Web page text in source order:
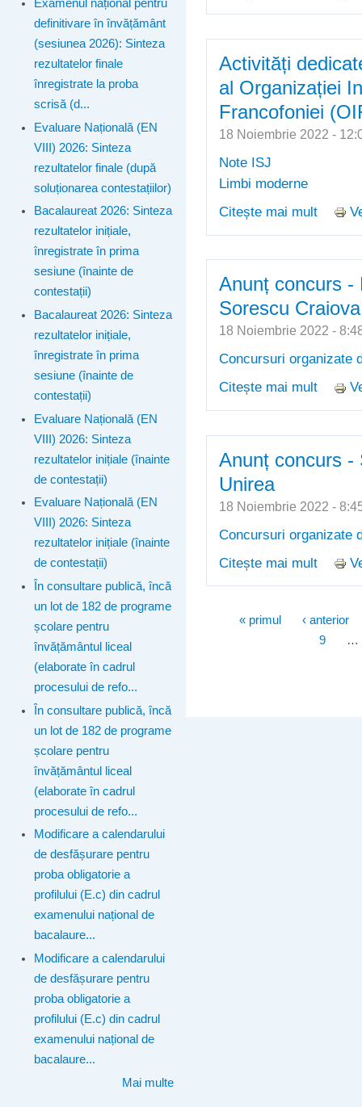
Examenul național pentru
definitivare în învățământ
(sesiunea 2026): Sinteza
rezultatelor finale
înregistrate la proba
scrisă (d...
Evaluare Națională (EN
VIII) 2026: Sinteza
rezultatelor finale (după
soluționarea contestațiilor)
Bacalaureat 2026: Sinteza
rezultatelor inițiale,
înregistrate în prima
sesiune (înainte de
contestații)
Bacalaureat 2026: Sinteza
rezultatelor inițiale,
înregistrate în prima
sesiune (înainte de
contestații)
Evaluare Națională (EN
VIII) 2026: Sinteza
rezultatelor inițiale (înainte
de contestații)
Evaluare Națională (EN
VIII) 2026: Sinteza
rezultatelor inițiale (înainte
de contestații)
În consultare publică, încă
un lot de 182 de programe
școlare pentru
învățământul liceal
(elaborate în cadrul
procesului de refo...
În consultare publică, încă
un lot de 182 de programe
școlare pentru
învățământul liceal
(elaborate în cadrul
procesului de refo...
Modificare a calendarului
de desfășurare pentru
proba obligatorie a
profilului (E.c) din cadrul
examenului național de
bacalaure...
Modificare a calendarului
de desfășurare pentru
proba obligatorie a
profilului (E.c) din cadrul
examenului național de
bacalaure...
Mai multe
Activități
al Organizației
Francofoniei
18 Noiembrie 2022 -
Note ISJ
Limbi moderne
Citește mai mult
Anunț concurs -
Sorescu Craiova
18 Noiembrie 2022 -
Concursuri organizate
Citește mai mult
Anunț concurs -
Unirea
18 Noiembrie 2022 -
Concursuri organizate
Citește mai mult
Pagini« primul
‹ anterior
9
…